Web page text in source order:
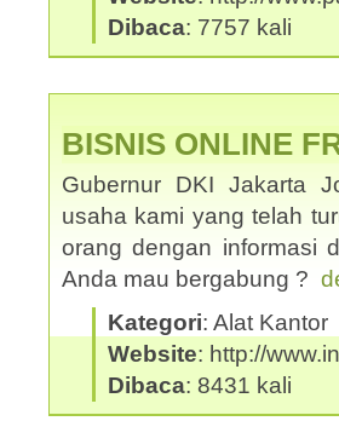
Dibaca: 7757 kali
BISNIS ONLINE
Gubernur DKI Jakarta
usaha kami yang telah
orang dengan informasi
Anda mau bergabung ?
Kategori: Alat Kantor
Website: http://
Dibaca: 8431 kali